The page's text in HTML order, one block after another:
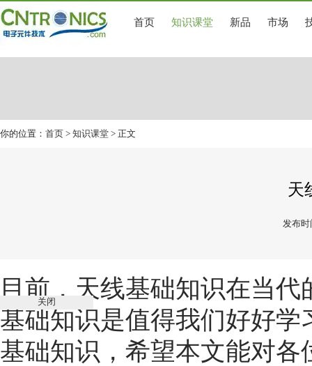
首页 知识课堂 新品 市场
你的位置： 首页 > 知识课堂 > 正文
天
发布时
目前， 天线基础知识在当代
基础知识是值得我们好好
基础知识，希望本文能对
关闭